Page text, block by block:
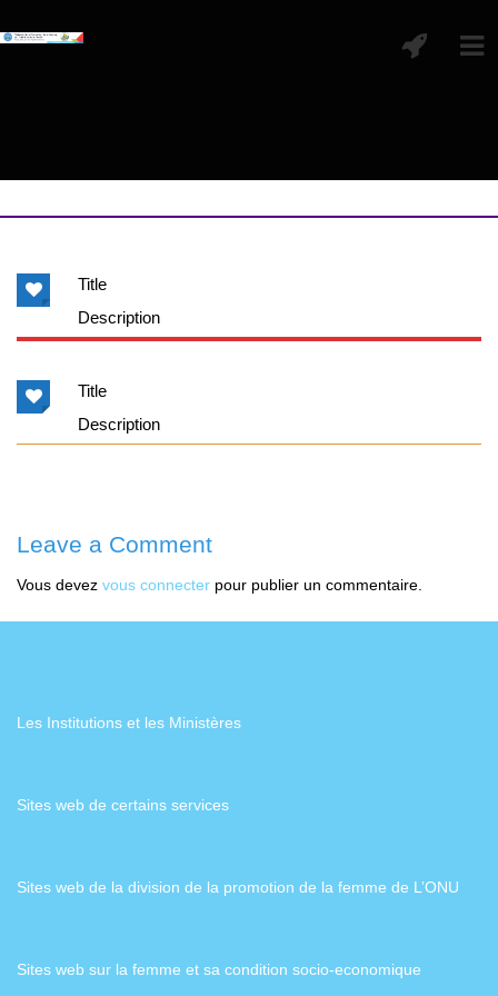
Title
Description
Title
Description
Leave a Comment
Vous devez vous connecter pour publier un commentaire.
Les Institutions et les Ministères
Sites web de certains services
Sites web de la division de la promotion de la femme de L’ONU
Sites web sur la femme et sa condition socio-economique